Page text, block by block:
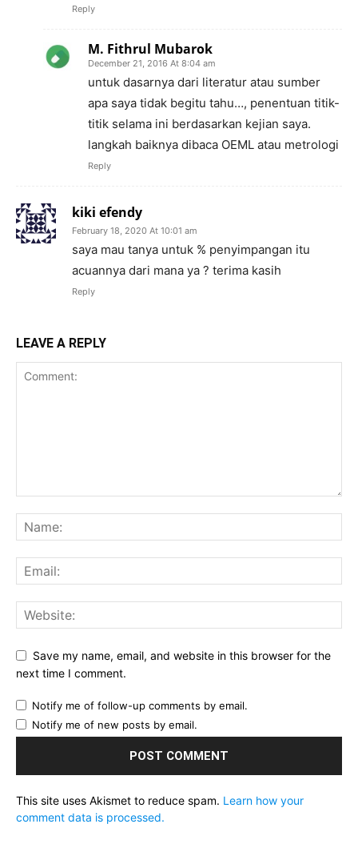
Reply
M. Fithrul Mubarok
December 21, 2016 At 8:04 am
untuk dasarnya dari literatur atau sumber
apa saya tidak begitu tahu…, penentuan titik-
titik selama ini berdasarkan kejian saya.
langkah baiknya dibaca OEML atau metrologi
Reply
kiki efendy
February 18, 2020 At 10:01 am
saya mau tanya untuk % penyimpangan itu
acuannya dari mana ya ? terima kasih
Reply
LEAVE A REPLY
Save my name, email, and website in this browser for the
next time I comment.
Notify me of follow-up comments by email.
Notify me of new posts by email.
This site uses Akismet to reduce spam. Learn how your
comment data is processed.